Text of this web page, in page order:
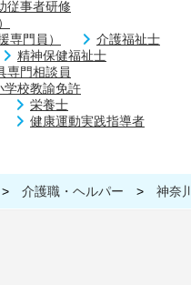
従事者研修
専門員）
介護福祉士
精神保健福祉士
専門相談員
学校教諭免許
栄養士
健康運動実践指導者
介護職・ヘルパー > 神奈